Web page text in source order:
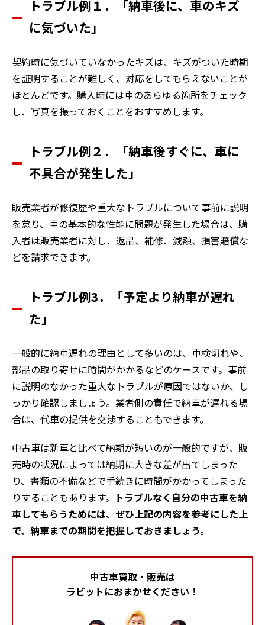
トラブル例１．「納車後に、車のキズ
に気づいた」
契約時に気づいていなかったキズは、キズがついた時期
を証明することが難しく、対応をしてもらえないことが
ほとんどです。購入時には車のあらゆる箇所をチェック
し、写真を撮っておくことをおすすめします。
トラブル例２．「納車後すぐに、車に
不具合が発生した」
販売業者が修復歴や重大なトラブルについて事前に説明
を怠り、車の基本的な性能に問題が発生した場合は、購
入者は販売業者に対し、返品、補修、減額、損害賠償な
どを請求できます。
トラブル例3．「予定より納車が遅れ
た」
一般的に納車遅れの理由として多いのは、車検切れや、
部品の取り寄せに時間がかかるなどのケースです。事前
に説明のなかった重大なトラブルが原因ではないか、し
っかり確認しましょう。業者側の責任で納車が遅れる場
合は、代車の提供を交渉することもできます。
中古車は新車と比べて納期が短いのが一般的ですが、販
売時の状況によっては納期に大きな差が出てしまった
り、書類の不備などで手続きに時間がかかってしまった
りすることもあります。 トラブルなく自分の中古車を納
車してもらうためには、ぜひ上記の内容を参考にした上
で、納車までの期間を把握しておきましょう。
中古車買取・販売は
ラビットにおまかせください！